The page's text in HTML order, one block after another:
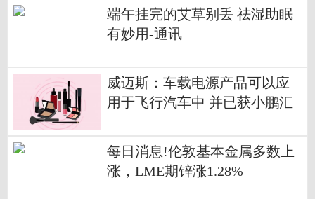
端午挂完的艾草别丢 祛湿助眠
有妙用-通讯
威迈斯：车载电源产品可以应
用于飞行汽车中 并已获小鹏汇
每日消息!伦敦基本金属多数上
涨，LME期锌涨1.28%